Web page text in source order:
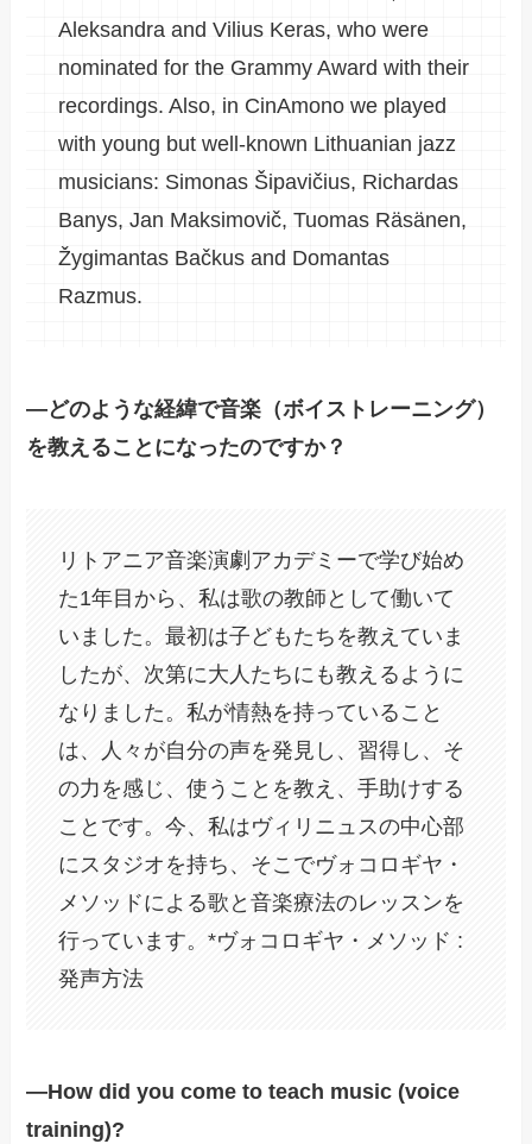
Aleksandra and Vilius Keras, who were
nominated for the Grammy Award with their
recordings. Also, in CinAmono we played
with young but well-known Lithuanian jazz
musicians: Simonas Šipavičius, Richardas
Banys, Jan Maksimovič, Tuomas Räsänen,
Žygimantas Bačkus and Domantas
Razmus.
―どのような経緯で音楽（ボイストレーニング）
を教えることになったのですか？
リトアニア音楽演劇アカデミーで学び始め
た1年目から、私は歌の教師として働いて
いました。最初は子どもたちを教えていま
したが、次第に大人たちにも教えるように
なりました。私が情熱を持っていること
は、人々が自分の声を発見し、習得し、そ
の力を感じ、使うことを教え、手助けする
ことです。今、私はヴィリニュスの中心部
にスタジオを持ち、そこでヴォコロギヤ・
メソッドによる歌と音楽療法のレッスンを
行っています。*ヴォコロギヤ・メソッド :
発声方法
―How did you come to teach music (voice
training)?